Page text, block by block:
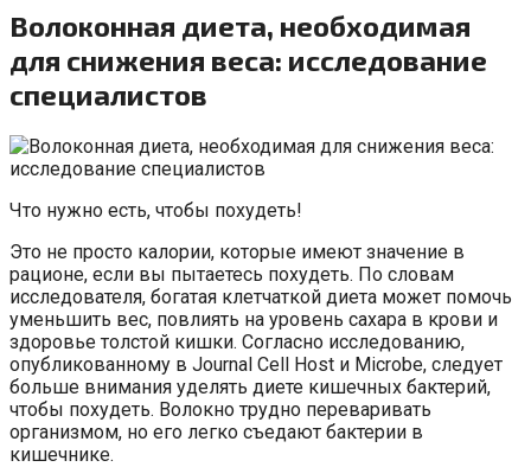
Волоконная диета, необходимая
для снижения веса: исследование
специалистов
Что нужно есть, чтобы похудеть!
Это не просто калории, которые имеют значение в
рационе, если вы пытаетесь похудеть. По словам
исследователя, богатая клетчаткой диета может помочь
уменьшить вес, повлиять на уровень сахара в крови и
здоровье толстой кишки. Согласно исследованию,
опубликованному в Journal Cell Host и Microbe, следует
больше внимания уделять диете кишечных бактерий,
чтобы похудеть. Волокно трудно переваривать
организмом, но его легко съедают бактерии в
кишечнике.